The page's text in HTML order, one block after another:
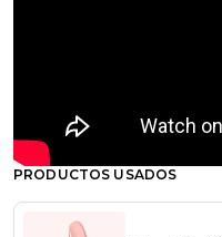
PRODUCTOS USADOS